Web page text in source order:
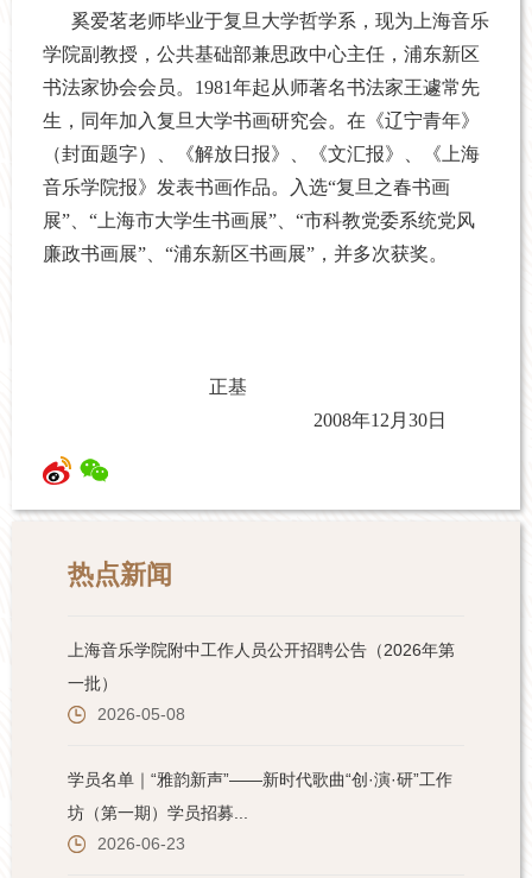
奚爱茗老师毕业于复旦大学哲学系，现为上海音乐
学院副教授，公共基础部兼思政中心主任，浦东新区
书法家协会会员。 1981年起从师著名书法家王遽常先
生，同年加入复旦大学书画研究会。在《辽宁青年》
（封面题字）、《解放日报》、《文汇报》、《上海
音乐学院报》发表书画作品。入选“复旦之春书画
展”、“上海市大学生书画展”、“市科教党委系统党风
廉政书画展”、“浦东新区书画展”，并多次获奖。
正基
2008年12 月 30日
热点新闻